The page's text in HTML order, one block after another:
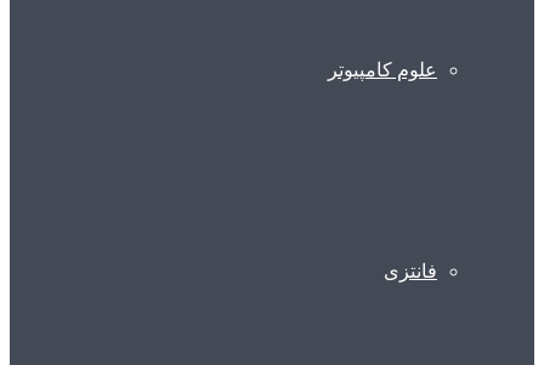
علوم کامپیوتر
فانتزی